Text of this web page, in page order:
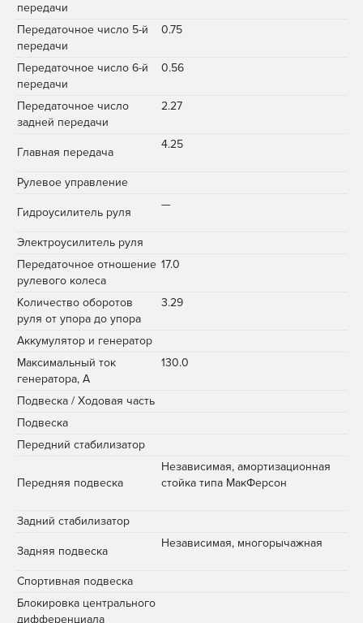
передачи
Передаточное число 5-й
передачи
0.75
Передаточное число 6-й
передачи
0.56
Передаточное число
задней передачи
2.27
Главная передача
4.25
Рулевое управление
Гидроусилитель руля
—
Электроусилитель руля
Передаточное отношение
рулевого колеса
17.0
Количество оборотов
руля от упора до упора
3.29
Аккумулятор и генератор
Максимальный ток
генератора, A
130.0
Подвеска / Ходовая часть
Подвеска
Передний стабилизатор
Передняя подвеска
Независимая, амортизационная
стойка типа МакФерсон
Задний стабилизатор
Задняя подвеска
Независимая, многорычажная
Спортивная подвеска
Блокировка центрального
дифференциала